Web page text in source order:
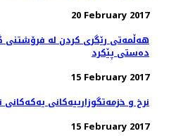
20 February 2017
هه‌ڵمه‌تی رێگری كردن له‌
ده‌ستی پێكرد
15 February 2017
نرخ و خزمه‌تگوزارییه‌كانی
15 February 2017